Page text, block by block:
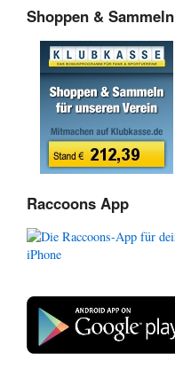
Shoppen & Sammeln
Raccoons App